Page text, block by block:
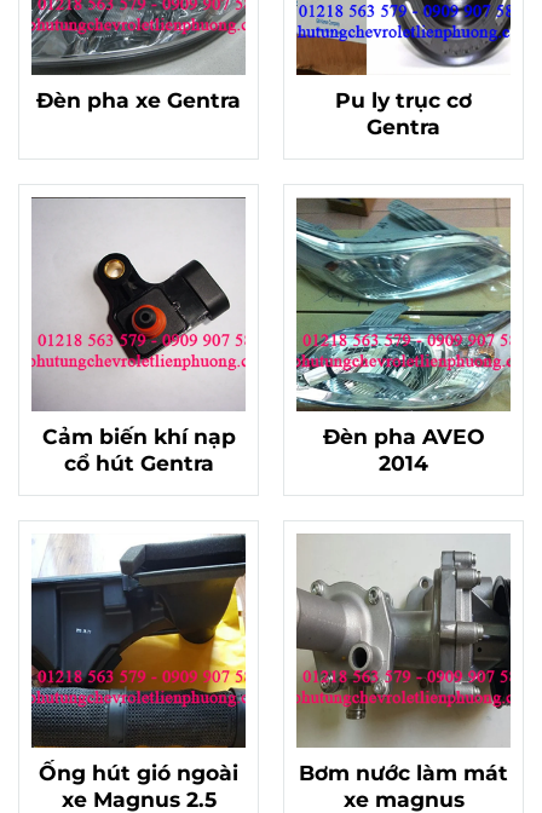
Đèn pha xe Gentra
Pu ly trục cơ
Gentra
Cảm biến khí nạp
cổ hút Gentra
Đèn pha AVEO
2014
Ống hút gió ngoài
xe Magnus 2.5
Bơm nước làm mát
xe magnus